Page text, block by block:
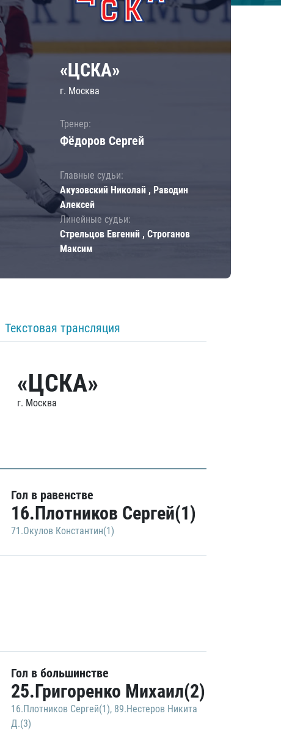
«ЦСКА»
г. Москва
Тренер:
Фёдоров Сергей
Главные судьи:
Акузовский Николай , Раводин
Алексей
Линейные судьи:
Стрельцов Евгений , Строганов
Максим
Текстовая трансляция
«ЦСКА»
г. Москва
Гол в равенстве
16.Плотников Сергей(1)
71.Окулов Константин(1)
Гол в большинстве
25.Григоренко Михаил(2)
16.Плотников Сергей(1), 89.Нестеров Никита
Д.(3)